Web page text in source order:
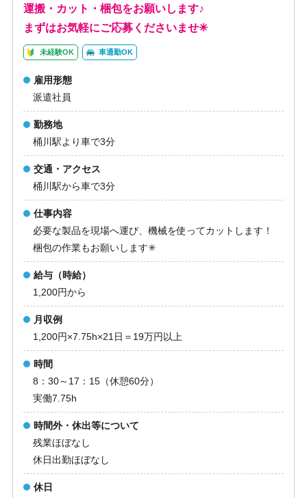
運搬・カット・梱包をお願いします♪
まずはお気軽にご応募くださいませ✳︎
未経験OK 車通勤OK
雇用形態
派遣社員
勤務地
桶川駅より車で3分
交通・アクセス
桶川駅から車で3分
仕事内容
必要な製品を現場へ運び、機械を使ってカットします！
梱包の作業もお願いします✳︎
給与（時給）
1,200円から
月収例
1,200円×7.75h×21日＝19万円以上
時間
8：30～17：15（休憩60分）
実働7.75h
時間外・休出等について
残業ほぼなし
休日出勤ほぼなし
休日